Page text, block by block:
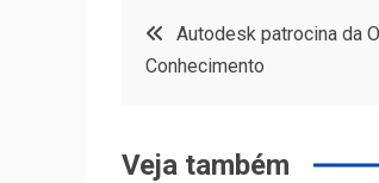
Navegação
Post
Autodesk patrocina da
Conhecimento
Veja também